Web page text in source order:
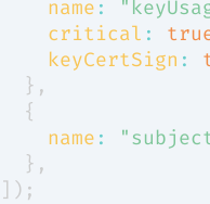
name :
critical :
keyCertSign :
} ,
{
name :
} ,
] ) ;